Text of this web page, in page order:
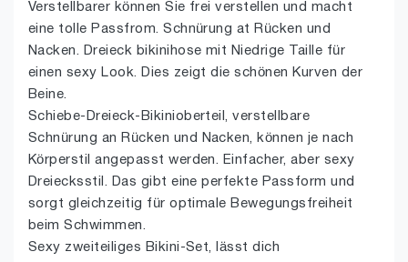
Verstellbarer können Sie frei verstellen und macht
eine tolle Passfrom. Schnürung at Rücken und
Nacken. Dreieck bikinihose mit Niedrige Taille für
einen sexy Look. Dies zeigt die schönen Kurven der
Beine.
Schiebe-Dreieck-Bikinioberteil, verstellbare
Schnürung an Rücken und Nacken, können je nach
Körperstil angepasst werden. Einfacher, aber sexy
Dreiecksstil. Das gibt eine perfekte Passform und
sorgt gleichzeitig für optimale Bewegungsfreiheit
beim Schwimmen.
Sexy zweiteiliges Bikini-Set, lässt dich